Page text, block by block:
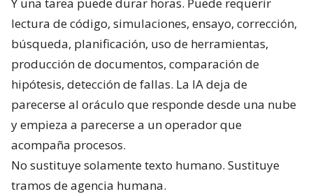
lectura de código, simulaciones, ensayo, corrección,
búsqueda, planificación, uso de herramientas,
producción de documentos, comparación de
hipótesis, detección de fallas. La IA deja de
parecerse al oráculo que responde desde una nube
y empieza a parecerse a un operador que
acompaña procesos.
No sustituye solamente texto humano. Sustituye
tramos de agencia humana.